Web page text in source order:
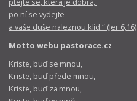
po ní se vydejte
a vaše duše naleznou klid.“ (Jer 6,16)
Motto webu pastorace.cz
Kriste, buď se mnou,
Kriste, buď přede mnou,
Kriste, buď za mnou,